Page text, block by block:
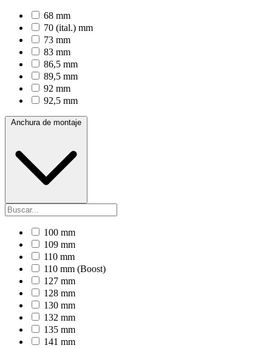
68 mm
70 (ital.) mm
73 mm
83 mm
86,5 mm
89,5 mm
92 mm
92,5 mm
Anchura de montaje
100 mm
109 mm
110 mm
110 mm (Boost)
127 mm
128 mm
130 mm
132 mm
135 mm
141 mm